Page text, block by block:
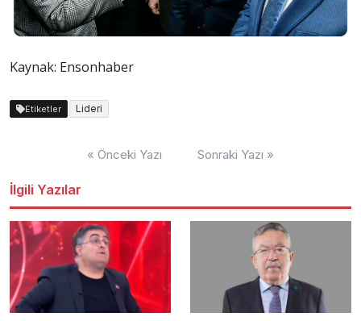
Kaynak: Ensonhaber
Etiketler Lideri
« Önceki Yazı Sonraki Yazı »
İlgili Yazılar